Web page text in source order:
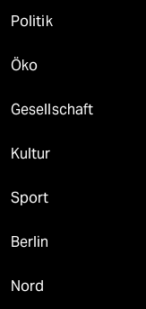
Politik
Öko
Gesellschaft
Kultur
Sport
Berlin
Nord